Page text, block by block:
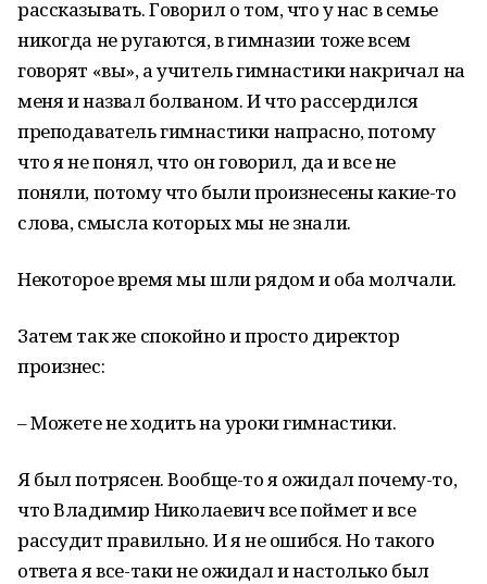
рассказывать. Говорил о том, что у нас в семье
никогда не ругаются, в гимназии тоже всем
говорят «вы», а учитель гимнастики накричал на
меня и назвал болваном. И что рассердился
преподаватель гимнастики напрасно, потому
что я не понял, что он говорил, да и все не
поняли, потому что были произнесены какие-то
слова, смысла которых мы не знали.
Некоторое время мы шли рядом и оба молчали.
Затем так же спокойно и просто директор
произнес:
– Можете не ходить на уроки гимнастики.
Я был потрясен. Вообще-то я ожидал почему-то,
что Владимир Николаевич все поймет и все
рассудит правильно. И я не ошибся. Но такого
ответа я все-таки не ожидал и настолько был